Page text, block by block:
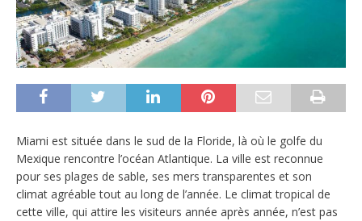
Miami est située dans le sud de la Floride, là où le golfe du
Mexique rencontre l’océan Atlantique. La ville est reconnue
pour ses plages de sable, ses mers transparentes et son
climat agréable tout au long de l’année. Le climat tropical de
cette ville, qui attire les visiteurs année après année, n’est pas